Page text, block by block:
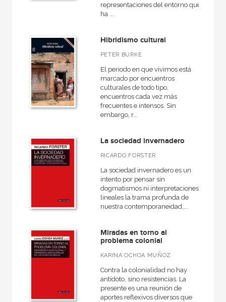
representaciones del entorno que
ha ...
Hibridismo cultural
PETER BURKE
El periodo en que vivimos está
marcado por encuentros
culturales de todo tipo,
encuentros cada vez más
frecuentes e intensos. Sin
embargo, r...
La sociedad invernadero
RICARDO FORSTER
La sociedad invernadero es un
intento por pensar sin
dogmatismos ni interpretaciones
lineales la trama profunda de
nuestra contemporaneidad,...
Miradas en torno al
problema colonial
KARINA OCHOA MUÑOZ
Contra la colonialidad no hay
antídoto, sino resistencias. La
presente es una reunión de
aportes reflexivos diversos que